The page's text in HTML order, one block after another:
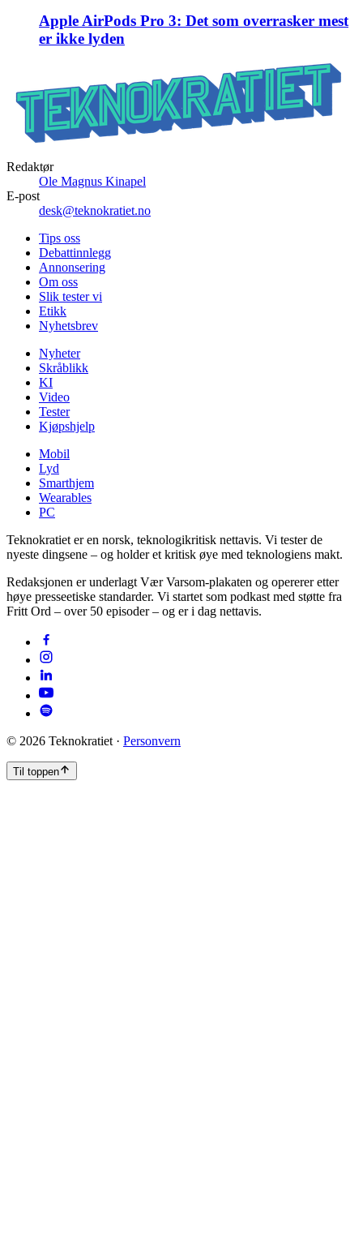
Apple AirPods Pro 3: Det som overrasker mest
er ikke lyden
Redaktør
Ole Magnus Kinapel
E-post
desk@teknokratiet.no
Tips oss
Debattinnlegg
Annonsering
Om oss
Slik tester vi
Etikk
Nyhetsbrev
Nyheter
Skråblikk
KI
Video
Tester
Kjøpshjelp
Mobil
Lyd
Smarthjem
Wearables
PC
Teknokratiet er en norsk, teknologikritisk nettavis. Vi tester de
nyeste dingsene – og holder et kritisk øye med teknologiens makt.
Redaksjonen er underlagt Vær Varsom-plakaten og opererer etter
høye presseetiske standarder. Vi startet som podkast med støtte fra
Fritt Ord – over 50 episoder – og er i dag nettavis.
© 2026 Teknokratiet · Personvern
Til toppen